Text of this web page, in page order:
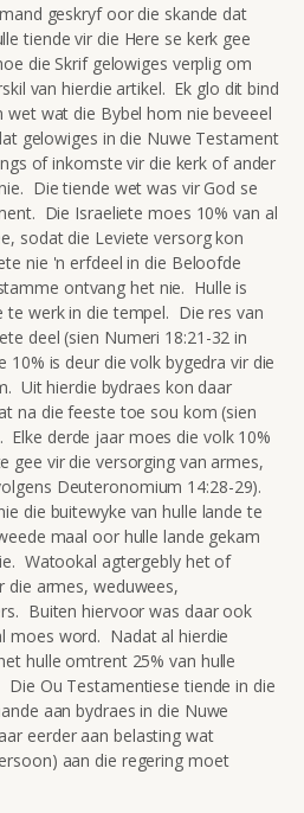
geskryf oor die skande dat
tiende vir die Here se kerk gee
die Skrif gelowiges verplig om
van hierdie artikel. Ek glo dit bind
wat die Bybel hom nie beveeel
gelowiges in die Nuwe Testament
of inkomste vir die kerk of ander
Die tiende wet was vir God se
Die Israeliete moes 10% van al
sodat die Leviete versorg kon
nie 'n erfdeel in die Beloofde
ontvang het nie. Hulle is
te werk in die tempel. Die res van
deel (sien Numeri 18:21-32 in
10% is deur die volk bygedra vir die
Uit hierdie bydraes kon daar
na die feeste toe sou kom (sien
derde jaar moes die volk 10%
gee vir die versorging van armes,
Deuteronomium 14:28-29).
die buitewyke van hulle lande te
maal oor hulle lande gekam
Watookal agtergebly het of
die armes, weduwees,
Buiten hiervoor was daar ook
moes word. Nadat al hierdie
hulle omtrent 25% van hulle
Die Ou Testamentiese tiende in die
aan bydraes in die Nuwe
eerder aan belasting wat
aan die regering moet